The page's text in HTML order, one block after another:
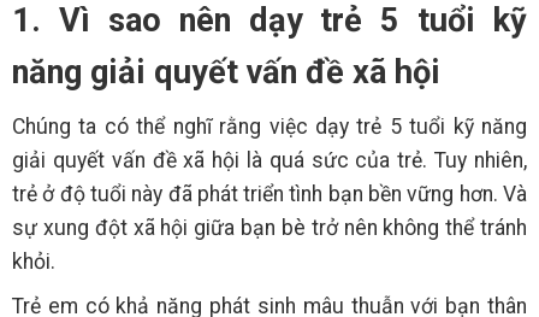
1. Vì sao nên dạy trẻ 5 tuổi kỹ
năng giải quyết vấn đề xã hội
Chúng ta có thể nghĩ rằng việc dạy trẻ 5 tuổi kỹ năng
giải quyết vấn đề xã hội là quá sức của trẻ. Tuy nhiên,
trẻ ở độ tuổi này đã phát triển tình bạn bền vững hơn. Và
sự xung đột xã hội giữa bạn bè trở nên không thể tránh
khỏi.
Trẻ em có khả năng phát sinh mâu thuẫn với bạn thân